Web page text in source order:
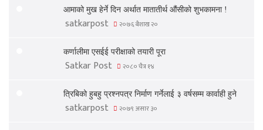
आमाको मुख हेर्ने दिन अर्थात मातातीर्थ औंसीको शुभकामना !
satkarpost २०७६ बैशाख २०
कर्णालीमा एसईई परीक्षाको तयारी पूरा
Satkar Post २०८० चैत्र १४
त्रिबिको हुबहु प्रश्नपत्र निर्माण गर्नेलाई ३ वर्षसम्म कार्वाही हुने
satkarpost २०७९ असार ३०